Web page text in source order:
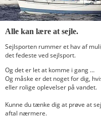
Alle kan lære at sejle.
Sejlsporten rummer et hav af
det fedeste ved sejlsport.
Og det er let at komme i gang …
Og måske er det noget for dig,
eller rolige oplevelser på vandet.
Kunne du tænke dig at prøve at
aftal nærmere.